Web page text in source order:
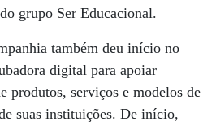
grupo Ser Educacional.
também deu início no
digital para apoiar
produtos, serviços e modelos de
suas instituições. De início,